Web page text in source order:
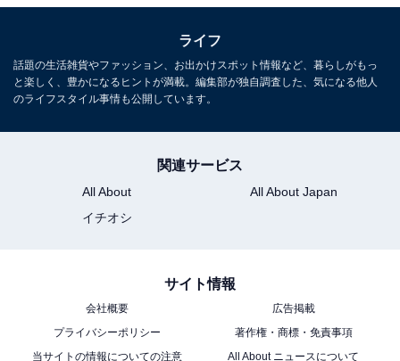
ライフ
話題の生活雑貨やファッション、お出かけスポット情報など、暮らしがもっ
と楽しく、豊かになるヒントが満載。編集部が独自調査した、気になる他人
のライフスタイル事情も公開しています。
関連サービス
All About
All About Japan
イチオシ
サイト情報
会社概要
広告掲載
プライバシーポリシー
著作権・商標・免責事項
当サイトの情報についての注意
All About ニュースについて